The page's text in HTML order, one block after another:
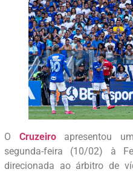
O Cruzeiroapresentou
segunda-feira (10/02) à
direcionada ao árbitro de